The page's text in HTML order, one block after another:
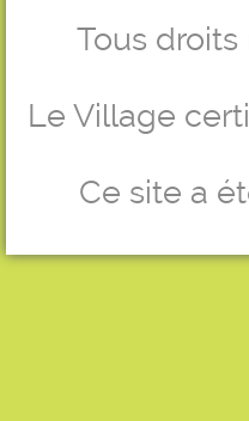
Tous
Le Village
Ce site a